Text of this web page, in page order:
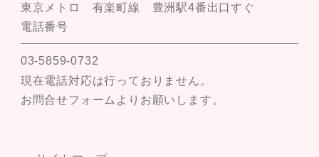
東京メトロ 有楽町線 豊洲駅4番出口すぐ
電話番号
03-5859-0732
現在電話対応は行っておりません。
お問合せフォームよりお願いします。